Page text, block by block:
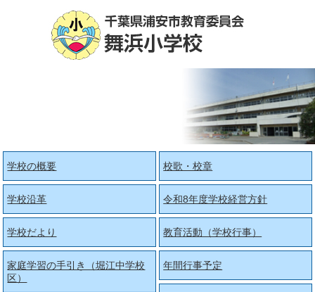
学校の概要 校歌・校章
学校沿革 令和8年度学校経営方針
学校だより 教育活動（学校行事）
家庭学習の手引き（堀江中学校
区）
年間行事予定